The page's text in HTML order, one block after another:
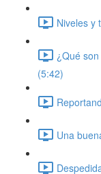
Niveles y
¿Qué
(5:42)
Una